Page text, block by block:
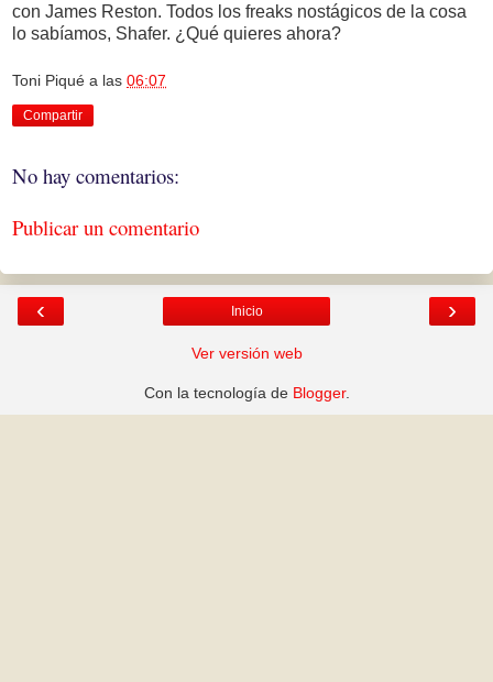
con James Reston. Todos los freaks nostágicos de la cosa
lo sabíamos, Shafer. ¿Qué quieres ahora?
Toni Piqué a las 06:07
Compartir
No hay comentarios:
Publicar un comentario
‹ ›
Inicio
Ver versión web
Con la tecnología de Blogger.